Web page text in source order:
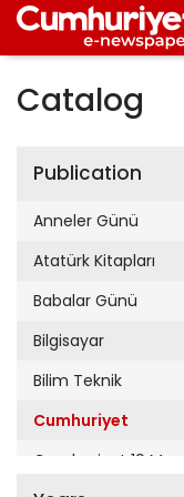
Catalog
Publication
Anneler Günü
Atatürk Kitapları
Babalar Günü
Bilgisayar
Bilim Teknik
Cumhuriyet
Cumhuriyet 19 Mayıs